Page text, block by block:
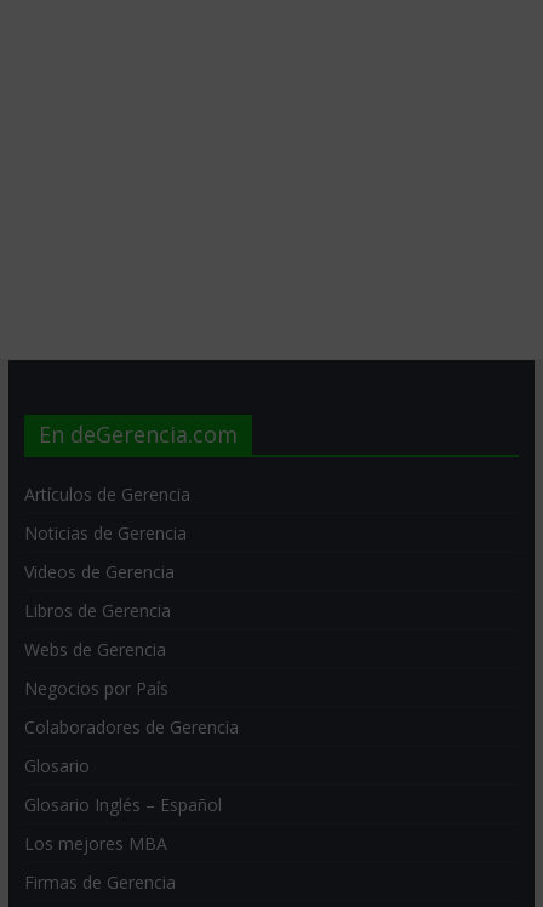
En deGerencia.com
Artículos de Gerencia
Noticias de Gerencia
Videos de Gerencia
Libros de Gerencia
Webs de Gerencia
Negocios por País
Colaboradores de Gerencia
Glosario
Glosario Inglés – Español
Los mejores MBA
Firmas de Gerencia